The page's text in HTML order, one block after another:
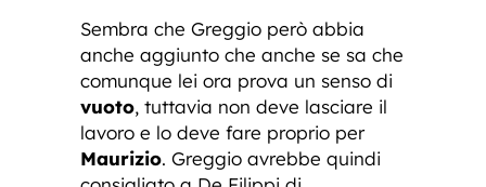
Sembra che Greggio però abbia
anche aggiunto che anche se sa che
comunque lei ora prova un senso di
vuoto, tuttavia non deve lasciare il
lavoro e lo deve fare proprio per
Maurizio. Greggio avrebbe quindi